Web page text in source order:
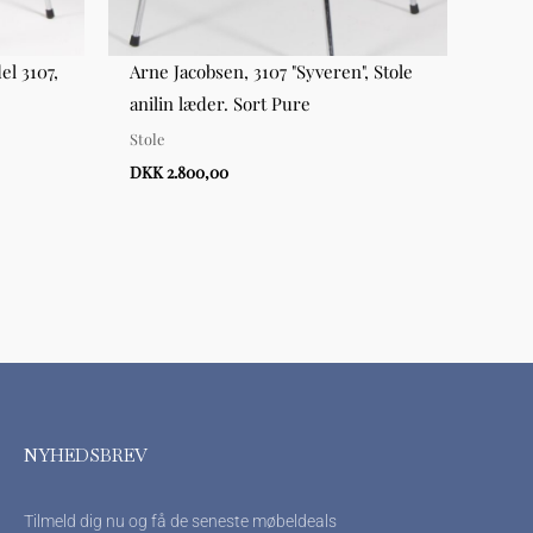
3107,
Arne Jacobsen, 3107 "Syveren", Stole
anilin læder. Sort Pure
Stole
DKK 2.800,00
NYHEDSBREV
Tilmeld dig nu og få de seneste møbeldeals